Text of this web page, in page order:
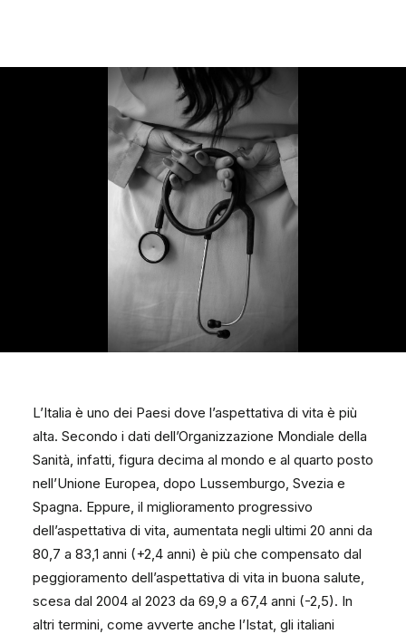
L’Italia è uno dei Paesi dove l’aspettativa di vita è più
alta. Secondo i dati dell’Organizzazione Mondiale della
Sanità, infatti, figura decima al mondo e al quarto posto
nell’Unione Europea, dopo Lussemburgo, Svezia e
Spagna. Eppure, il miglioramento progressivo
dell’aspettativa di vita, aumentata negli ultimi 20 anni da
80,7 a 83,1 anni (+2,4 anni) è più che compensato dal
peggioramento dell’aspettativa di vita in buona salute,
scesa dal 2004 al 2023 da 69,9 a 67,4 anni (-2,5). In
altri termini, come avverte anche l’Istat, gli italiani